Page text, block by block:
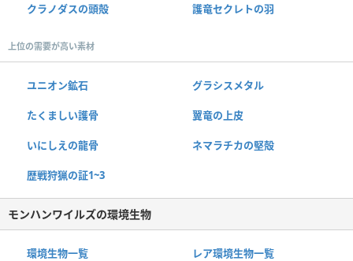
クラノダスの頭殻 護竜セクレトの羽
上位の需要が高い素材
ユニオン鉱石 グラシスメタル
たくましい護骨 翼竜の上皮
いにしえの龍骨 ネマラチカの堅殻
歴戦狩猟の証1~3
モンハンワイルズの環境生物
環境生物一覧 レア環境生物一覧